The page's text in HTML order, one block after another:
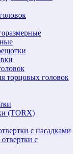
торцовых головок
(TORX)
с насадками
с